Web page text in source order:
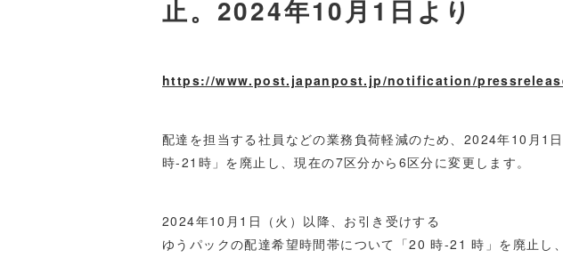
止。2024年10月1日より
https://www.post.japanpost.jp/notification/
配達を担当する社員などの業務負荷軽減のため、2024年10月1
時-21時」を廃止し、現在の7区分から6区分に変更します。
2024年10月1日（火）以降、お引き受けする
ゆうパックの配達希望時間帯について「20 時-21 時」を廃止し